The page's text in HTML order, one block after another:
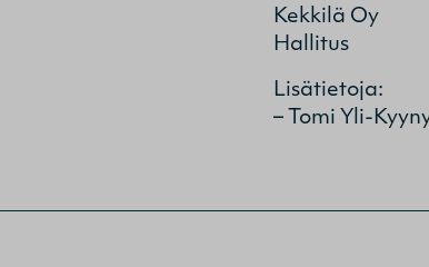
Kekkilä Oy
Hallitus
Lisätietoja:
– Tomi Yli-